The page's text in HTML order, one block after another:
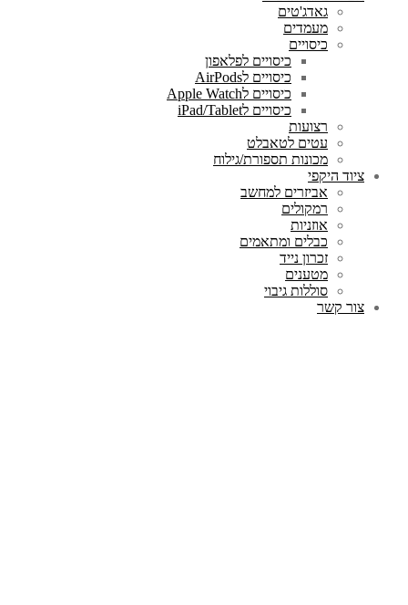
גאדג'טים
מעמדים
כיסויים
כיסויים לפלאפון
כיסויים לAirPods
כיסויים לApple Watch
כיסויים לiPad/Tablet
רצועות
עטים לטאבלט
מכונות תספורת/גילוח
ציוד היקפי
אביזרים למחשב
רמקולים
אוזניות
כבלים ומתאמים
זכרון נייד
מטענים
סוללות גיבוי
צור קשר